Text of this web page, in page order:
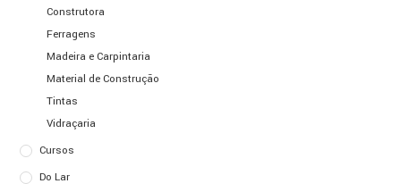
Construtora
Ferragens
Madeira e Carpintaria
Material de Construção
Tintas
Vidraçaria
Cursos
Do Lar